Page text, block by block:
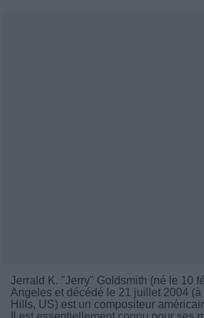
Jerrald K. "Jerry" Goldsmith (né le 10
Angeles et décédé le 21 juillet 2004
Hills, US) est un compositeur